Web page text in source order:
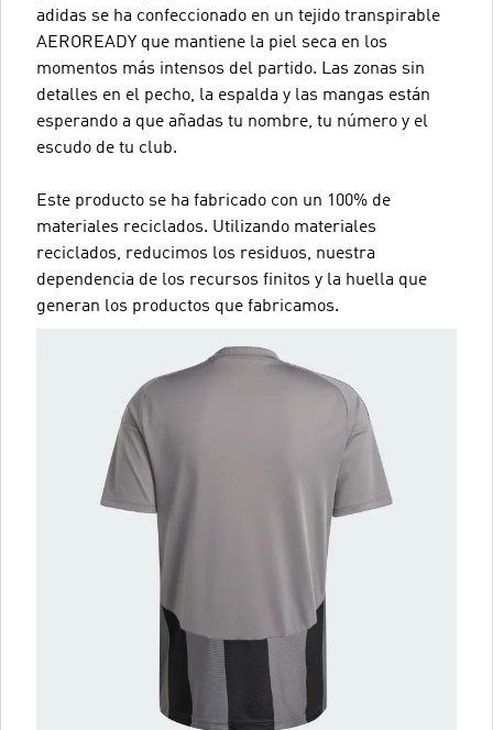
adidas se ha confeccionado en un tejido transpirable
AEROREADY que mantiene la piel seca en los
momentos más intensos del partido. Las zonas sin
detalles en el pecho, la espalda y las mangas están
esperando a que añadas tu nombre, tu número y el
escudo de tu club.
Este producto se ha fabricado con un 100% de
materiales reciclados. Utilizando materiales
reciclados, reducimos los residuos, nuestra
dependencia de los recursos finitos y la huella que
generan los productos que fabricamos.